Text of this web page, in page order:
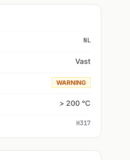
NL
Vast
WARNING
> 200 ℃
H317